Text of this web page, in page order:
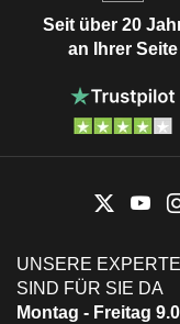
Seit über 20
an Ihrer Seite
UNSERE
SIND FÜR SIE DA
Montag - Freitag